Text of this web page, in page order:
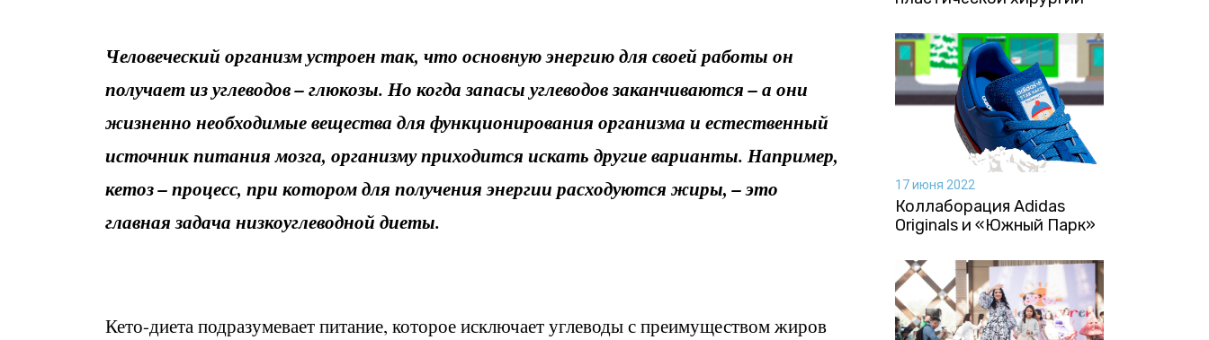
Человеческий организм устроен так, что основную энергию для своей работы он
получает из углеводов – глюкозы. Но когда запасы углеводов заканчиваются – а они
жизненно необходимые вещества для функционирования организма и естественный
источник питания мозга, организму приходится искать другие варианты. Например,
кетоз – процесс, при котором для получения энергии расходуются жиры, – это
главная задача низкоуглеводной диеты.
Кето-диета подразумевает питание, которое исключает углеводы с преимуществом жиров
17 июня 2022
Коллаборация Аdidas
Originals и «Южный Парк»